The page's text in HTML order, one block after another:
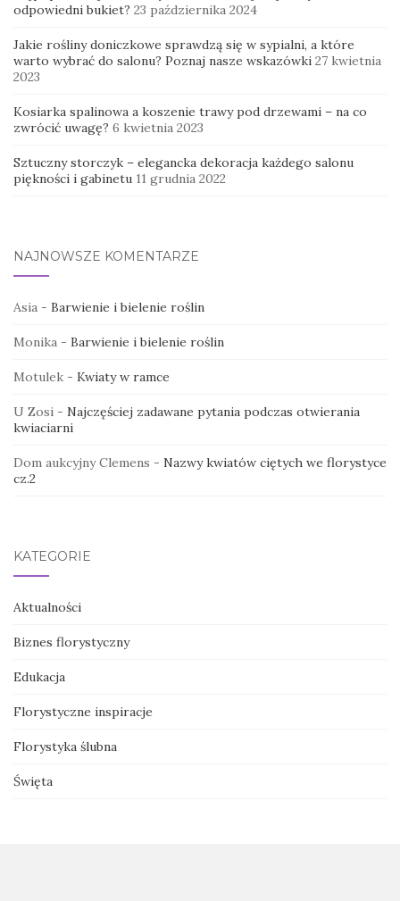
odpowiedni bukiet? 23 października 2024
Jakie rośliny doniczkowe sprawdzą się w sypialni, a które
warto wybrać do salonu? Poznaj nasze wskazówki 27 kwietnia
2023
Kosiarka spalinowa a koszenie trawy pod drzewami – na co
zwrócić uwagę? 6 kwietnia 2023
Sztuczny storczyk – elegancka dekoracja każdego salonu
piękności i gabinetu 11 grudnia 2022
NAJNOWSZE KOMENTARZE
Asia - Barwienie i bielenie roślin
Monika - Barwienie i bielenie roślin
Motulek - Kwiaty w ramce
U Zosi - Najczęściej zadawane pytania podczas otwierania
kwiaciarni
Dom aukcyjny Clemens - Nazwy kwiatów ciętych we florystyce
cz.2
KATEGORIE
Aktualności
Biznes florystyczny
Edukacja
Florystyczne inspiracje
Florystyka ślubna
Święta